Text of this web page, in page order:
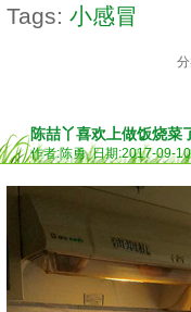
Tags: 小感冒
陈喆丫喜欢上做饭烧菜
作者:陈勇 日期:2017-09-10